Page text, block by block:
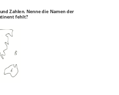
Zahlen. Nenne die Namen der
fehlt?